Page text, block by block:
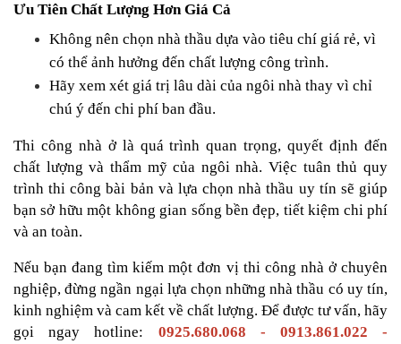
Ưu Tiên Chất Lượng Hơn Giá Cả
Không nên chọn nhà thầu dựa vào tiêu chí giá rẻ, vì
có thể ảnh hưởng đến chất lượng công trình.
Hãy xem xét giá trị lâu dài của ngôi nhà thay vì chỉ
chú ý đến chi phí ban đầu.
Thi công nhà ở là quá trình quan trọng, quyết định đến
chất lượng và thẩm mỹ của ngôi nhà. Việc tuân thủ quy
trình thi công bài bản và lựa chọn nhà thầu uy tín sẽ giúp
bạn sở hữu một không gian sống bền đẹp, tiết kiệm chi phí
và an toàn.
Nếu bạn đang tìm kiếm một đơn vị thi công nhà ở chuyên
nghiệp, đừng ngần ngại lựa chọn những nhà thầu có uy tín,
kinh nghiệm và cam kết về chất lượng. Để được tư vấn, hãy
gọi ngay hotline: 0925.680.068 - 0913.861.022 -